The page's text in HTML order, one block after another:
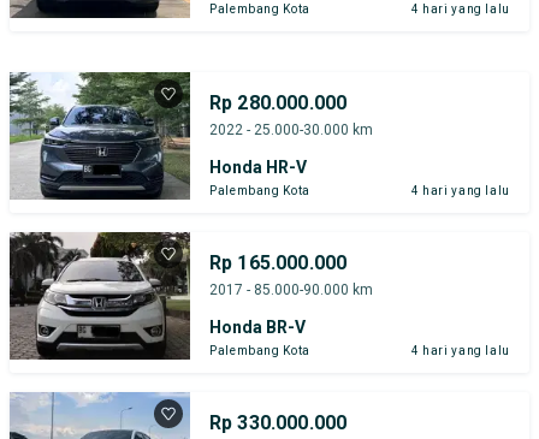
Palembang Kota 4 hari yang lalu
Rp 280.000.000
2022 - 25.000-30.000 km
Honda HR-V
Palembang Kota 4 hari yang lalu
Rp 165.000.000
2017 - 85.000-90.000 km
Honda BR-V
Palembang Kota 4 hari yang lalu
Rp 330.000.000